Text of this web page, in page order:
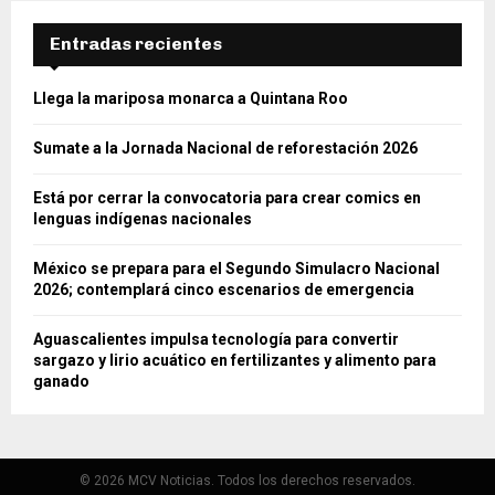
Entradas recientes
Llega la mariposa monarca a Quintana Roo
Sumate a la Jornada Nacional de reforestación 2026
Está por cerrar la convocatoria para crear comics en
lenguas indígenas nacionales
México se prepara para el Segundo Simulacro Nacional
2026; contemplará cinco escenarios de emergencia
Aguascalientes impulsa tecnología para convertir
sargazo y lirio acuático en fertilizantes y alimento para
ganado
© 2026 MCV Noticias. Todos los derechos reservados.